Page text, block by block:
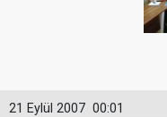
00:01
21 Eylül 2007